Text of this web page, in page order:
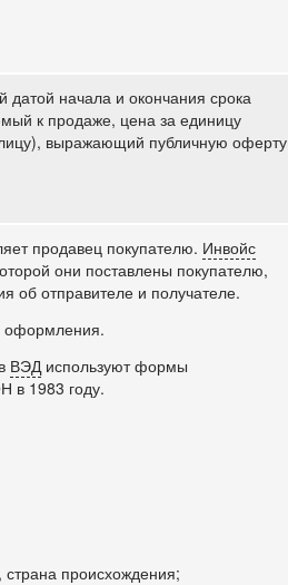
начала и окончания срока
к продаже, цена за единицу
лицу), выражающий публичную оферту
продавец покупателю. Инвойс
они поставлены покупателю,
об отправителе и получателе.
оформления.
ВЭД используют формы
в 1983 году.
страна происхождения;